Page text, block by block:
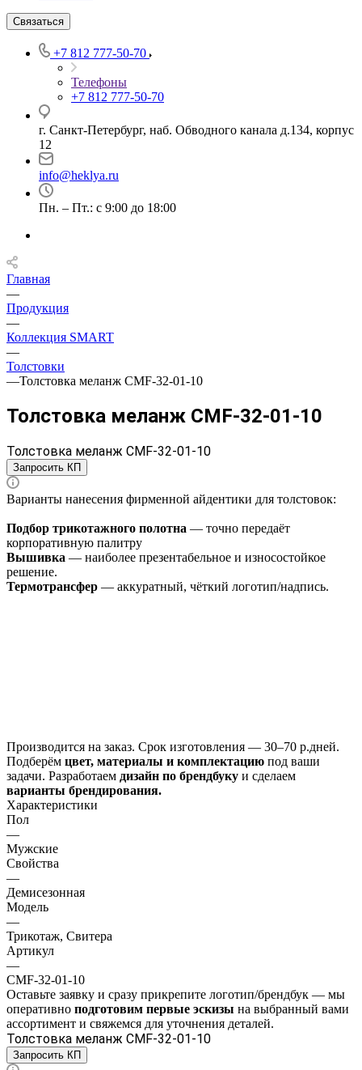
Связаться
+7 812 777-50-70
Телефоны
+7 812 777-50-70
г. Санкт-Петербург, наб. Обводного канала д.134, корпус
12
info@heklya.ru
Пн. – Пт.: с 9:00 до 18:00
Главная
—
Продукция
—
Коллекция SMART
—
Толстовки
—Толстовка меланж CMF-32-01-10
Толстовка меланж CMF-32-01-10
Толстовка меланж CMF-32-01-10
Запросить КП
Варианты нанесения фирменной айдентики для толстовок:
Подбор трикотажного полотна — точно передаёт
корпоративную палитру
Вышивка — наиболее презентабельное и износостойкое
решение.
Термотрансфер — аккуратный, чёткий логотип/надпись.
Производится на заказ. Срок изготовления — 30–70 р.дней.
Подберём цвет, материалы и комплектацию под ваши
задачи. Разработаем дизайн по брендбуку и сделаем
варианты брендирования.
Характеристики
Пол
—
Мужские
Свойства
—
Демисезонная
Модель
—
Трикотаж, Свитера
Артикул
—
CMF-32-01-10
Оставьте заявку и сразу прикрепите логотип/брендбук — мы
оперативно подготовим первые эскизы на выбранный вами
ассортимент и свяжемся для уточнения деталей.
Толстовка меланж CMF-32-01-10
Запросить КП